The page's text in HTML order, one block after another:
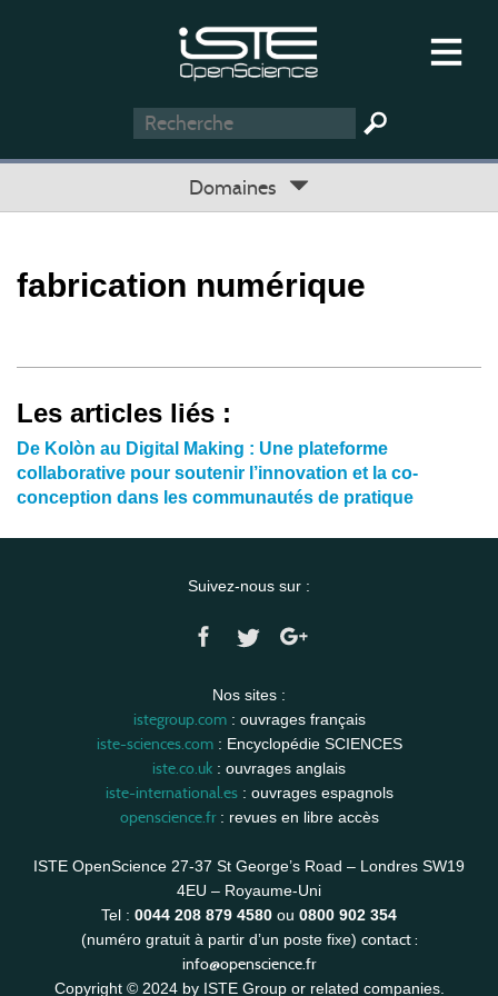
Domaines
fabrication numérique
Les articles liés :
De Kolòn au Digital Making : Une plateforme
collaborative pour soutenir l’innovation et la co-
conception dans les communautés de pratique
Suivez-nous sur :
Nos sites :
istegroup.com: ouvrages français
iste-sciences.com: Encyclopédie SCIENCES
iste.co.uk : ouvrages anglais
iste-international.es: ouvrages espagnols
openscience.fr: revues en libre accès
ISTE OpenScience 27-37 St George’s Road – Londres SW19
4EU – Royaume-Uni
Tel : 0044 208 879 4580 ou 0800 902 354
(numéro gratuit à partir d’un poste fixe) contact :
info@openscience.fr
Copyright © 2024 by ISTE Group or related companies.